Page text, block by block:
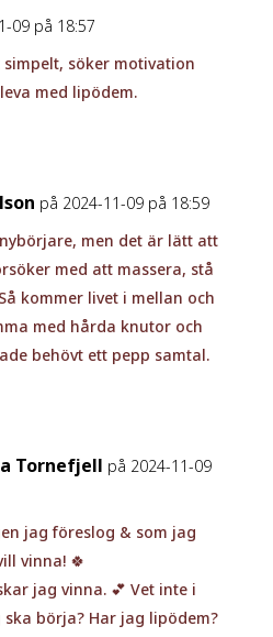
09 på 18:57
söker motivation
med lipödem.
på 2024-11-09 på 18:59
men det är lätt att
med att massera, stå
kommer livet i mellan och
med hårda knutor och
behövt ett pepp samtal.
Tornefjell på 2024-11-09
jag föreslog & som jag
vinna! 🍀
jag vinna. 💕 Vet inte i
börja? Har jag lipödem?